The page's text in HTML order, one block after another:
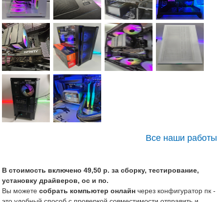
Все наши работы
В стоимость включено 49,50 р. за сборку, тестирование,
установку драйверов, ос и по.
Вы можетесобрать компьютер онлайн через конфигуратор пк -